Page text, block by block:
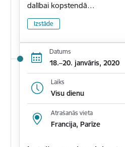
dalībai kopstendā…
Izstāde
Datums
18.–20. janvāris, 2020
Laiks
Visu dienu
Atrašanās vieta
Francija, Parīze